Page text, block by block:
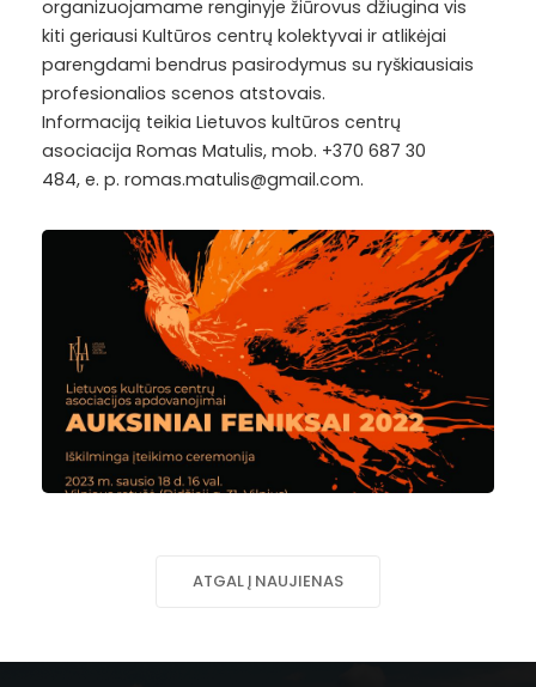
organizuojamame renginyje žiūrovus džiugina vis
kiti geriausi Kultūros centrų kolektyvai ir atlikėjai
parengdami bendrus pasirodymus su ryškiausiais
profesionalios scenos atstovais.
Informaciją teikia Lietuvos kultūros centrų
asociacija Romas Matulis, mob. +370 687 30
484, e. p. romas.matulis@gmail.com.
ATGAL Į NAUJIENAS